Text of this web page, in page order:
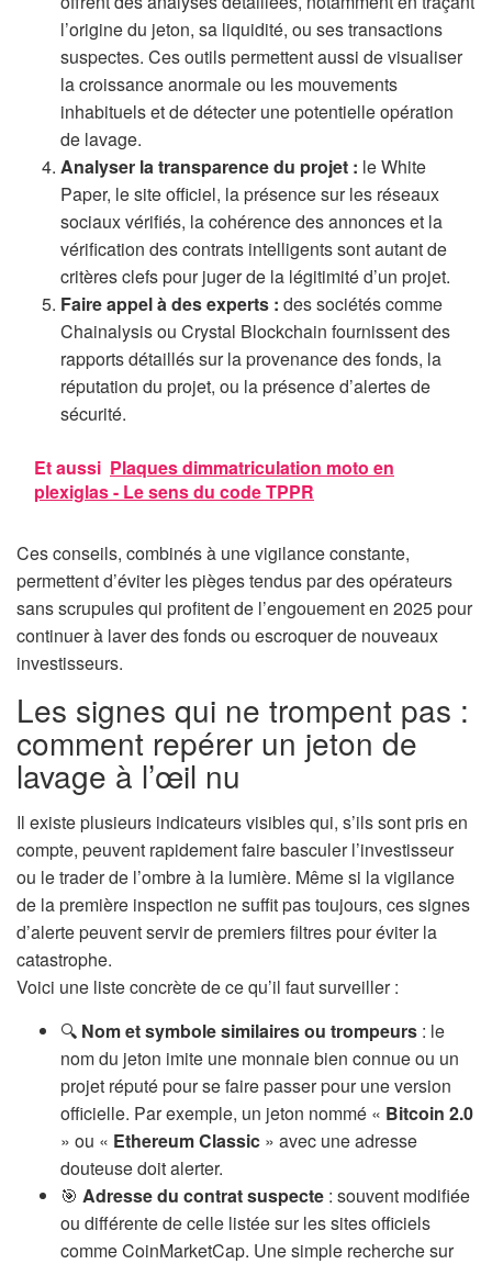
l’origine du jeton, sa liquidité, ou ses transactions
suspectes. Ces outils permettent aussi de visualiser
la croissance anormale ou les mouvements
inhabituels et de détecter une potentielle opération
de lavage.
Analyser la transparence du projet : le White
Paper, le site officiel, la présence sur les réseaux
sociaux vérifiés, la cohérence des annonces et la
vérification des contrats intelligents sont autant de
critères clefs pour juger de la légitimité d’un projet.
Faire appel à des experts : des sociétés comme
Chainalysis ou Crystal Blockchain fournissent des
rapports détaillés sur la provenance des fonds, la
réputation du projet, ou la présence d’alertes de
sécurité.
Et aussi Plaques dimmatriculation moto en
plexiglas - Le sens du code TPPR
Ces conseils, combinés à une vigilance constante,
permettent d’éviter les pièges tendus par des opérateurs
sans scrupules qui profitent de l’engouement en 2025 pour
continuer à laver des fonds ou escroquer de nouveaux
investisseurs.
Les signes qui ne trompent pas :
comment repérer un jeton de
lavage à l’œil nu
Il existe plusieurs indicateurs visibles qui, s’ils sont pris en
compte, peuvent rapidement faire basculer l’investisseur
ou le trader de l’ombre à la lumière. Même si la vigilance
de la première inspection ne suffit pas toujours, ces signes
d’alerte peuvent servir de premiers filtres pour éviter la
catastrophe.
Voici une liste concrète de ce qu’il faut surveiller :
🔍 Nom et symbole similaires ou trompeurs : le
nom du jeton imite une monnaie bien connue ou un
projet réputé pour se faire passer pour une version
officielle. Par exemple, un jeton nommé « Bitcoin 2.0
» ou « Ethereum Classic » avec une adresse
douteuse doit alerter.
🎯 Adresse du contrat suspecte : souvent modifiée
ou différente de celle listée sur les sites officiels
comme CoinMarketCap. Une simple recherche sur